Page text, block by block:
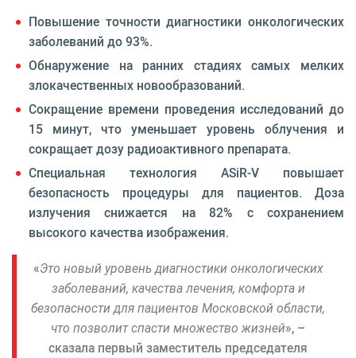
Повышение точности диагностики онкологических
заболеваний до 93%.
Обнаружение на ранних стадиях самых мелких
злокачественных новообразований.
Сокращение времени проведения исследований до
15 минут, что уменьшает уровень облучения и
сокращает дозу радиоактивного препарата.
Специальная технология ASiR-V повышает
безопасность процедуры для пациентов. Доза
излучения снижается на 82% с сохранением
высокого качества изображения.
«Это новый уровень диагностики онкологических
заболеваний, качества лечения, комфорта и
безопасности для пациентов Московской области,
что позволит спасти множество жизней», –
сказала первый заместитель председателя